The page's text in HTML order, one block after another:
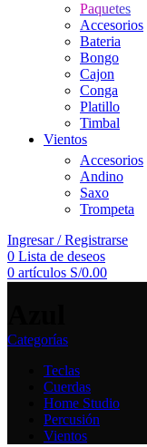
Paquetes
Accesorios
Bateria
Bongo
Cajon
Conga
Platillo
Timbal
Vientos
Accesorios
Andino
Saxo
Trompeta
Ingresar / Registrarse
0 Lista de deseos
0 artículos S/0.00
Categorías
Teclas
Cuerdas
Home Studio
Percusión
Vientos